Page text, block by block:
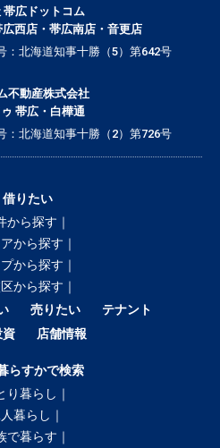
帯広ドットコム
西店・帯広南店・音更店
：北海道知事十勝（5）第642号
不動産株式会社
帯広・白樺通
：北海道知事十勝（2）第726号
りたい
から探す｜
から探す｜
から探す｜
から探す｜
売りたい
テナント
資
店舗情報
らすかで検索
り暮らし｜
人暮らし｜
で暮らす｜